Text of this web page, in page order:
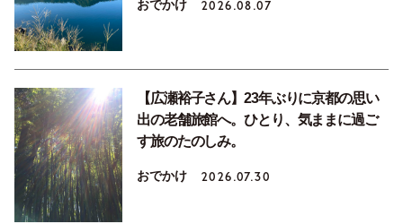
おでかけ 2026.08.07
【広瀬裕子さん】23年ぶりに京都の思い
出の老舗旅館へ。ひとり、気ままに過ご
す旅のたのしみ。
おでかけ 2026.07.30